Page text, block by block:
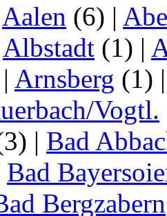
Aalen (6) |
Albstadt (1) |
| Arnsberg (1)
Vogtl.
| Bad
Bad
Bergzabern